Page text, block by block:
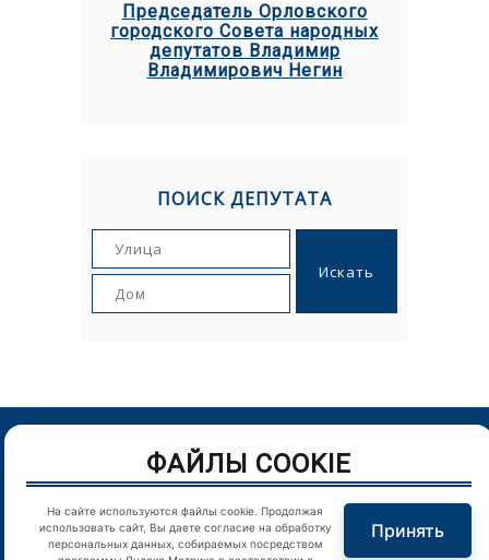
Председатель Орловского
городского Совета народных
депутатов Владимир
Владимирович Негин
ПОИСК ДЕПУТАТА
© Орловский городской Совет народных депутатов. г.Орел,
Цитирование в Интернете материалов сайта возможно
ФАЙЛЫ COOKIE
На сайте используются файлы cookie. Продолжая
использовать сайт, Вы даете согласие на обработку
персональных данных, собираемых посредством
Принять